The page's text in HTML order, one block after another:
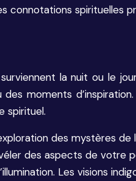
connotations spirituelles
la nuit ou le
moments
spirituel.
des mystères
des aspects de votre
Les visions